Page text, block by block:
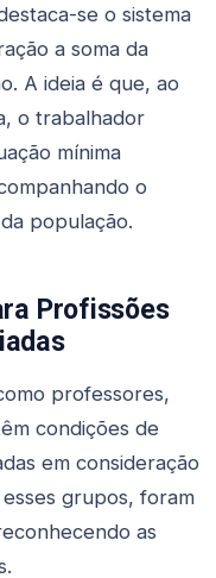
se o sistema
a soma da
A ideia é que, ao
o trabalhador
mínima
o
população.
Profissões
professores,
condições de
em consideração
grupos, foram
as